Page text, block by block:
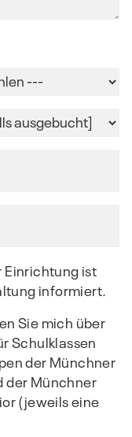
Einrichtung ist
informiert.
Sie mich über
Schulklassen
der Münchner
der Münchner
(jeweils eine